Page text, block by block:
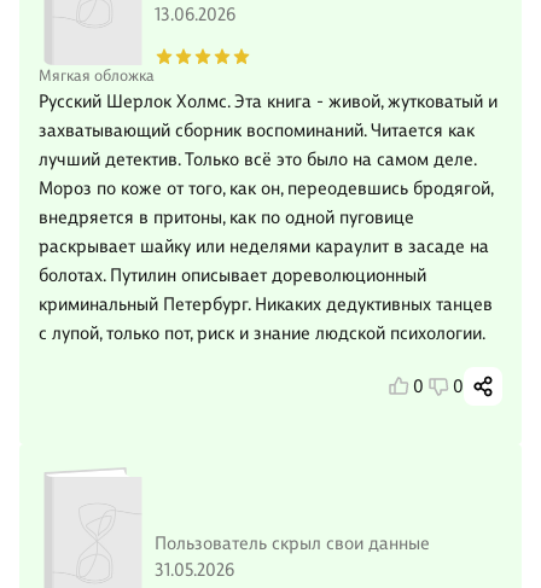
Мягкая обложка
13.06.2026
Русский Шерлок Холмс. Эта книга - живой, жутковатый и
захватывающий сборник воспоминаний. Читается как
лучший детектив. Только всё это было на самом деле.
Мороз по коже от того, как он, переодевшись бродягой,
внедряется в притоны, как по одной пуговице
раскрывает шайку или неделями караулит в засаде на
болотах. Путилин описывает дореволюционный
криминальный Петербург. Никаких дедуктивных танцев
с лупой, только пот, риск и знание людской психологии.
0 0
Пользователь скрыл свои данные
31.05.2026